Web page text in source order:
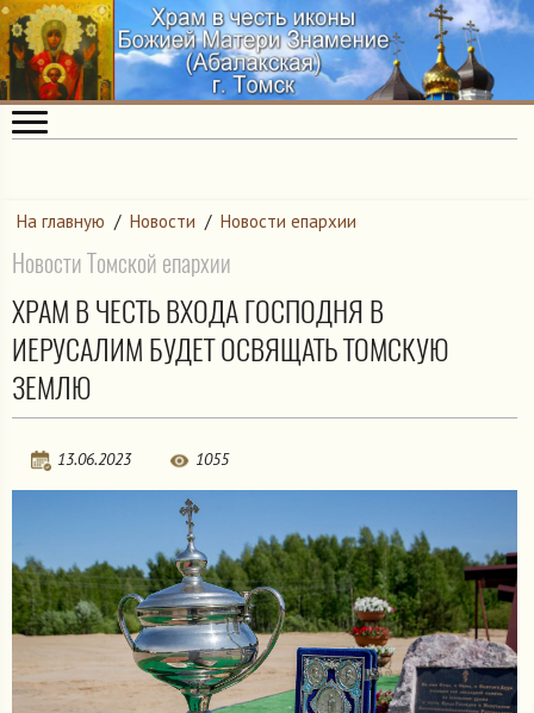
На главную / Новости / Новости епархии
Новости Томской епархии
ХРАМ В ЧЕСТЬ ВХОДА ГОСПОДНЯ В
ИЕРУСАЛИМ БУДЕТ ОСВЯЩАТЬ ТОМСКУЮ
ЗЕМЛЮ
13.06.2023 1055